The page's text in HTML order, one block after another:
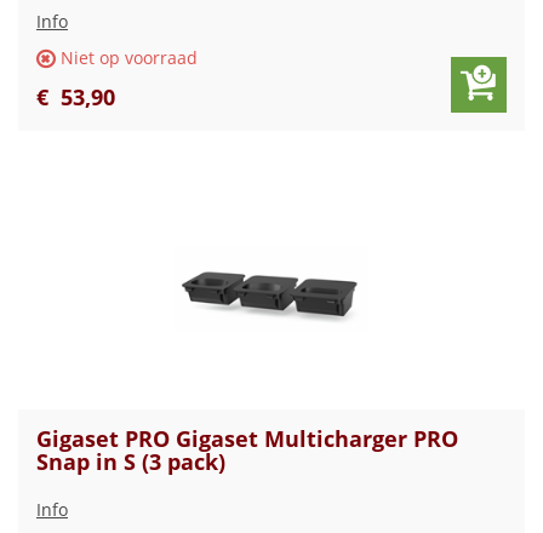
Info
Niet op voorraad
€ 53,90
Gigaset PRO Gigaset Multicharger PRO
Snap in S (3 pack)
Info